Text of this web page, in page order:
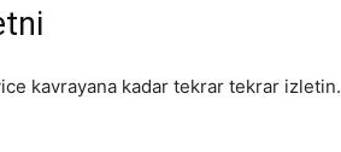
kavrayana kadar tekrar tekrar izletin.